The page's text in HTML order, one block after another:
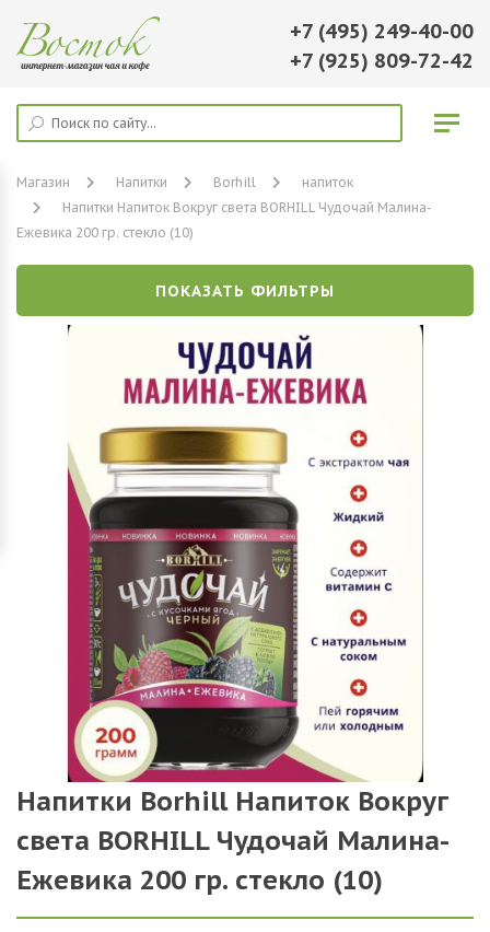
+7 (495) 249-40-00
+7 (925) 809-72-42
Магазин Напитки Borhill
напиток
Напитки Напиток Вокруг света BORHILL Чудочай Малина-
Ежевика 200 гр. стекло (10)
ПОКАЗАТЬ ФИЛЬТРЫ
Напитки Borhill Напиток Вокруг
света BORHILL Чудочай Малина-
Ежевика 200 гр. стекло (10)